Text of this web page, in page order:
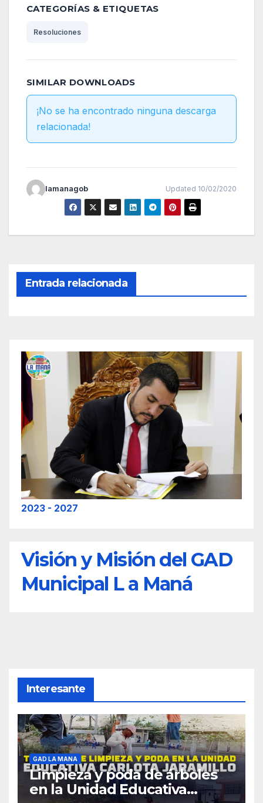
CATEGORÍAS & ETIQUETAS
Resoluciones
SIMILAR DOWNLOADS
¡No se ha encontrado ninguna descarga
relacionada!
lamanagob Updated 10/02/2020
Entrada relacionada
2023 - 2027
Visión y Misión del GAD
Municipal L a Maná
Interesante
GAD LA MANA
Limpieza y poda de árboles
en la Unidad Educativa